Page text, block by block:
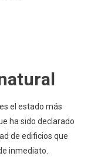
es el estado más
ha sido declarado
de edificios que
inmediato.